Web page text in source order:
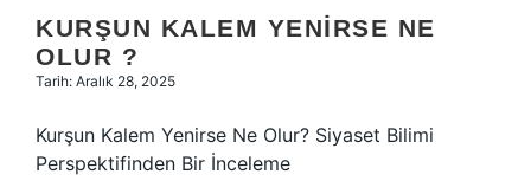
Hakkımızda
KURŞUN KALEM YENIRSE NE
OLUR ?
Tarih: Aralık 28, 2025
Kurşun Kalem Yenirse Ne Olur? Siyaset Bilimi
Perspektifinden Bir İnceleme